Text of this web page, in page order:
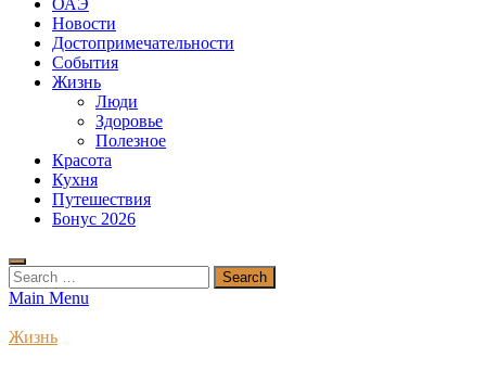
Новости
Достопримечательности
События
Жизнь
Люди
Здоровье
Полезное
Красота
Кухня
Путешествия
Бонус 2026
Search
for:
Main Menu
Жизнь